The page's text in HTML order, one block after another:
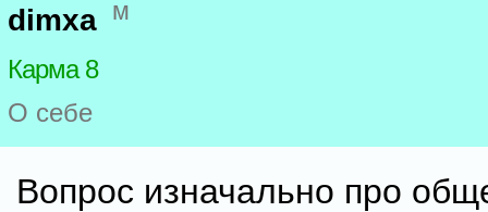
dimxa м
Карма 8
О себе
Вопрос изначально про